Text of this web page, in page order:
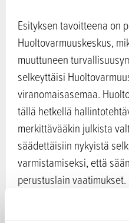
Esityksen tavoitteena on
Huoltovarmuuskeskus,
muuttuneen
selkeyttäisi
viranomaisasemaa.
tällä hetkellä
merkittävääkin julkista
säädettäisiin nykyistä
varmistamiseksi, että
perustuslain
hallintomallia
virastomallia. Sen